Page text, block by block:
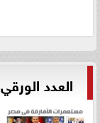
العدد الورقي